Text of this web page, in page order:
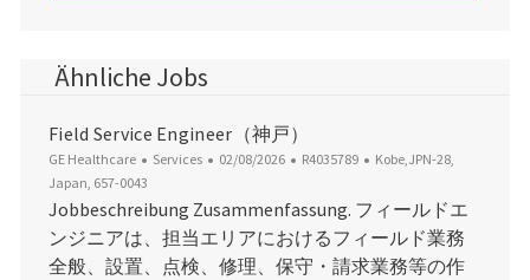
Ähnliche Jobs
Field Service Engineer（神戸）
GE Healthcare Kategorie
Services Datum der Veröffentlichung
02/08/2026 Job-ID
R4035789 Ort
Kobe,JPN-28,
Japan, 657-0043
Jobbeschreibung Zusammenfassung. フィールドエ
ンジニアは、担当エリアにおけるフィールド業務
全般、設置、点検、修理、保守・請求業務等の作